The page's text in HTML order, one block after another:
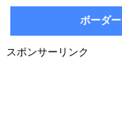
ボーダ
スポンサーリンク